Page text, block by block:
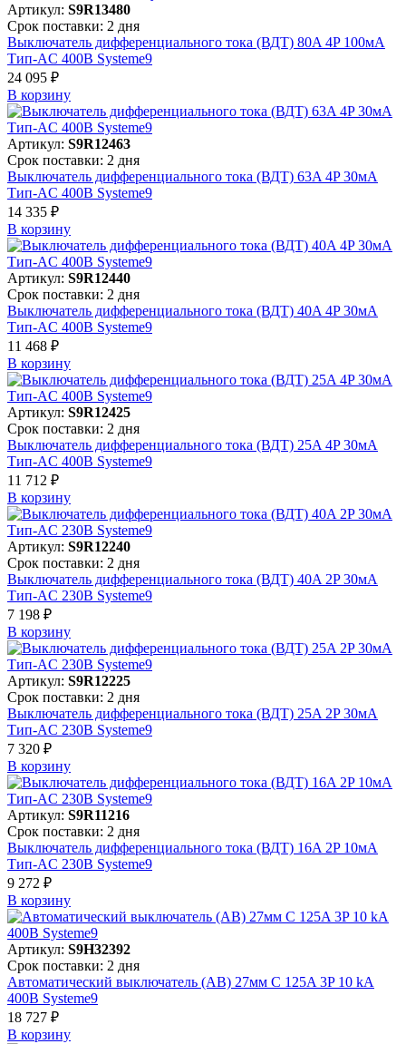
Артикул: S9R13480
Срок поставки: 2 дня
Выключатель дифференциального тока (ВДТ) 80A 4P 100мА
Тип-AC 400В Systeme9
24 095 ₽
В корзинy
Артикул: S9R12463
Срок поставки: 2 дня
Выключатель дифференциального тока (ВДТ) 63A 4P 30мА
Тип-AC 400В Systeme9
14 335 ₽
В корзинy
Артикул: S9R12440
Срок поставки: 2 дня
Выключатель дифференциального тока (ВДТ) 40A 4P 30мА
Тип-AC 400В Systeme9
11 468 ₽
В корзинy
Артикул: S9R12425
Срок поставки: 2 дня
Выключатель дифференциального тока (ВДТ) 25A 4P 30мА
Тип-AC 400В Systeme9
11 712 ₽
В корзинy
Артикул: S9R12240
Срок поставки: 2 дня
Выключатель дифференциального тока (ВДТ) 40A 2P 30мА
Тип-AC 230В Systeme9
7 198 ₽
В корзинy
Артикул: S9R12225
Срок поставки: 2 дня
Выключатель дифференциального тока (ВДТ) 25A 2P 30мА
Тип-AC 230В Systeme9
7 320 ₽
В корзинy
Артикул: S9R11216
Срок поставки: 2 дня
Выключатель дифференциального тока (ВДТ) 16A 2P 10мА
Тип-AC 230В Systeme9
9 272 ₽
В корзинy
Артикул: S9H32392
Срок поставки: 2 дня
Автоматический выключатель (АВ) 27мм C 125A 3P 10 kA
400В Systeme9
18 727 ₽
В корзинy